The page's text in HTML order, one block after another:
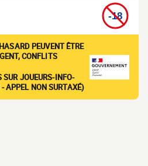
PEUVENT ÊTRE
CONFLITS
SUR JOUEURS-INFO-
APPEL NON SURTAXÉ)